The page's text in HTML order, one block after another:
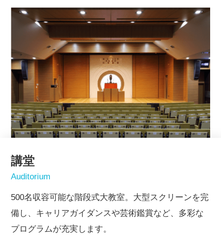
講堂
Auditorium
500名収容可能な階段式大教室。大型スクリーンを完
備し、キャリアガイダンスや芸術鑑賞など、多彩な
プログラムが充実します。